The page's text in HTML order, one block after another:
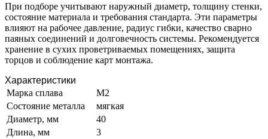
При подборе учитывают наружный диаметр, толщину стенки,
состояние материала и требования стандарта. Эти параметры
влияют на рабочее давление, радиус гибки, качество сварно
паяных соединений и долговечность системы. Рекомендуется
хранение в сухих проветриваемых помещениях, защита
торцов и соблюдение карт монтажа.
Характеристики
Марка сплава
М2
Состояние металла
мягкая
Диаметр, мм
40
Длина, мм
3